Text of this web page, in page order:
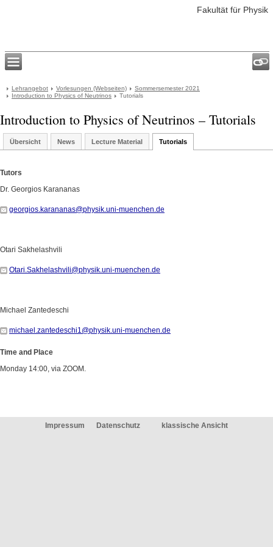
Fakultät für Physik
Lehrangebot Vorlesungen (Webseiten)
Sommersemester 2021
Introduction to Physics of Neutrinos
Tutorials
Introduction to Physics of Neutrinos – Tutorials
Übersicht News Lecture Material Tutorials
Tutors
Dr. Georgios Karananas
georgios.karananas@physik.uni-muenchen.de
Otari Sakhelashvili
Otari.Sakhelashvili@physik.uni-muenchen.de
Michael Zantedeschi
michael.zantedeschi1@physik.uni-muenchen.de
Time and Place
Monday 14:00, via ZOOM.
Impressum Datenschutz klassische Ansicht